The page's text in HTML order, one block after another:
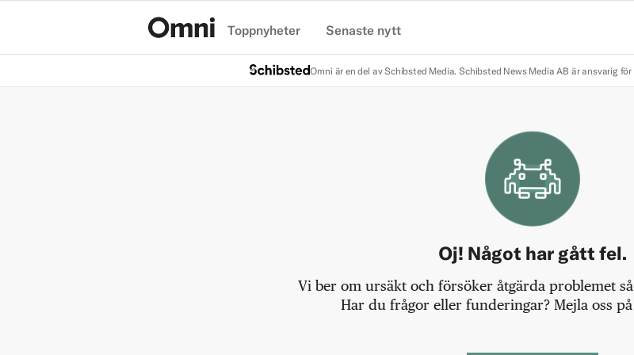
Toppnyheter Senaste nytt
Omni är en del av Schibsted Media. Schibsted News Media AB är ansvarig
Oj! Något har gått fel.
Vi ber om ursäkt och försöker åtgärda problemet
Har du frågor eller funderingar? Mejla oss